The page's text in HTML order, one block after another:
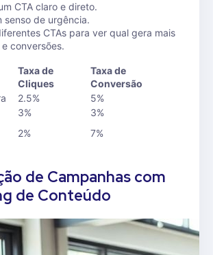
CTA claro e direto.
senso de urgência.
CTAs para ver qual gera mais
conversões.
Taxa de
Cliques
Taxa de
Conversão
2.5%
5%
3%
3%
2% 7%
de Campanhas com
de Conteúdo